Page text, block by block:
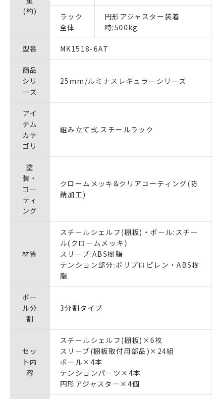
(約)
ラック
全体
円形アジャスター装着
時:500kg
型番 MK1518-6AT
商品
シリ
ーズ
25mm/ルミナスレギュラーシリーズ
アイ
テム
カテ
ゴリ
組み立て式 スチールラック
塗
装・
コー
ティ
ング
クロームメッキ&クリアコーティング(防
錆加工)
材質
スチールシェルフ(棚板)・ポール:スチー
ル(クロームメッキ)
スリーブ:ABS樹脂
テンション部分:ポリプロピレン・ABS樹
脂
ポー
ル分
割
3分割タイプ
セッ
ト内
容
スチールシェルフ(棚板)×6枚
スリーブ(棚板取付用部品)×24組
ポール×4本
テンションパーツ×4本
円形アジャスター×4個